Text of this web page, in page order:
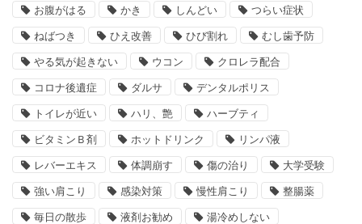
お腹がはる かき しんどい つらい症状
ねばつき ひえ改善 ひび割れ むし歯予防
やる気が起きない ウコン クロレラ配合
コロナ後遺症 ダルサ デンタルポリス
トイレが近い ハリ、艶 ハーブティ
ビタミンＢ剤 ホットドリンク リンパ液
レバーエキス 体調崩す 傷の治り 大学受験
強い肩こり 感染対策 慢性肩こり 整腸薬
毎日の散歩 液剤お勧め 湯冷めしない